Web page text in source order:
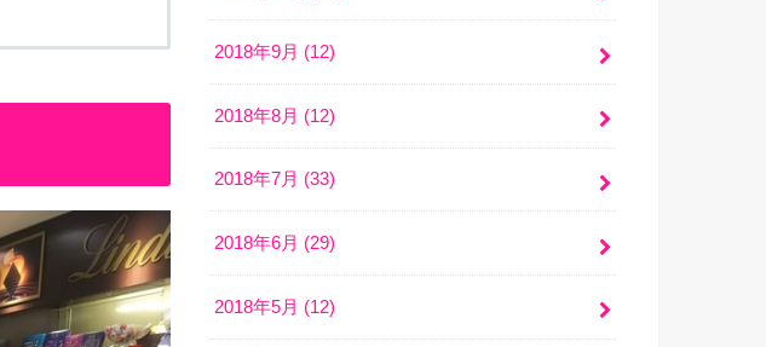
2018年9月 (12)
2018年8月 (12)
2018年7月 (33)
2018年6月 (29)
2018年5月 (12)